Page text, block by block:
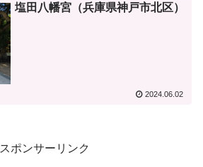
塩田八幡宮（兵庫県神戸市北区）
2024.06.02
スポンサーリンク